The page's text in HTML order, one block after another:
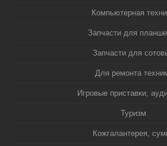
Компьютерная
Запчасти для
Запчасти для
Для ремонта
Игровые приставки,
Туризм
Кожгалантерея,